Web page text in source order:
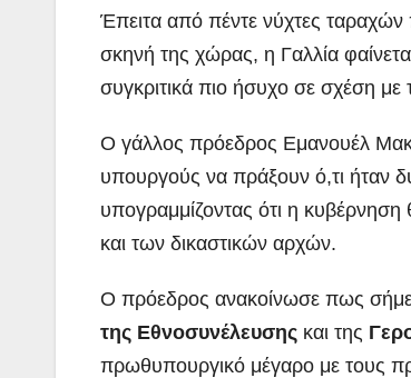
Έπειτα από πέντε νύχτες
σκηνή της χώρας, η Γαλλία
συγκριτικά πιο ήσυχο σε σχέση με
Ο γάλλος πρόεδρος Εμανουέλ
υπουργούς να πράξουν ό,τι ήταν
υπογραμμίζοντας ότι η
και των δικαστικών αρχών.
Ο πρόεδρος ανακοίνωσε πως
της Εθνοσυνέλευσης και της
πρωθυπουργικό μέγαρο με τους